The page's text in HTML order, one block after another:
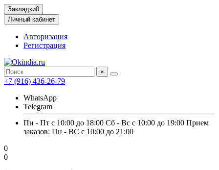
Закладки0
Личный кабинет
Авторизация
Регистрация
×
+7 (916) 436-26-79
WhatsApp
Telegram
Пн - Пт с 10:00 до 18:00 Сб - Вс с 10:00 до 19:00 Прием
заказов: Пн - ВС с 10:00 до 21:00
0
0